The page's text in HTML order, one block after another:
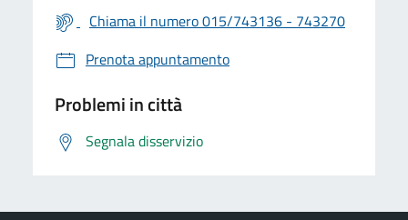
Chiama il numero 015/743136 - 743270
Prenota appuntamento
Problemi in città
Segnala disservizio